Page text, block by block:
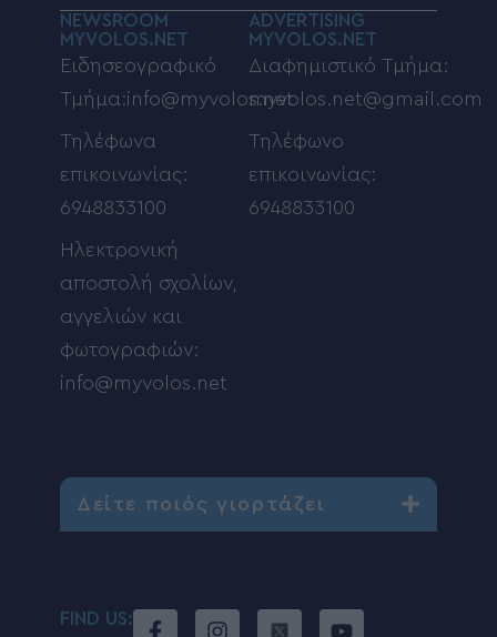
NEWSROOM
MYVOLOS.NET
Ειδησεογραφικό
Τμήμα:info@myvolos.net
Τηλέφωνα
επικοινωνίας:
6948833100
Ηλεκτρονική
αποστολή σχολίων,
αγγελιών και
φωτογραφιών:
info@myvolos.net
ADVERTISING
MYVOLOS.NET
Διαφημιστικό Τμήμα:
myvolos.net@gmail.com
Τηλέφωνο
επικοινωνίας:
6948833100
Δείτε ποιός γιορτάζει
FIND US: